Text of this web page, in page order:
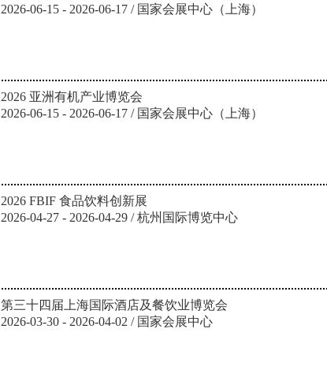
2026-06-15 - 2026-06-17 / 国家会展中心（上海）
2026 亚洲有机产业博览会
2026-06-15 - 2026-06-17 / 国家会展中心（上海）
2026 FBIF 食品饮料创新展
2026-04-27 - 2026-04-29 / 杭州国际博览中心
第三十四届上海国际酒店及餐饮业博览会
2026-03-30 - 2026-04-02 / 国家会展中心